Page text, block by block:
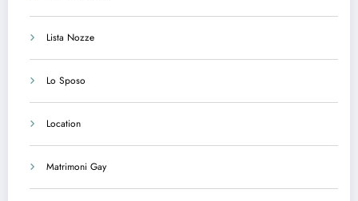
Lista Nozze
Lo Sposo
Location
Matrimoni Gay